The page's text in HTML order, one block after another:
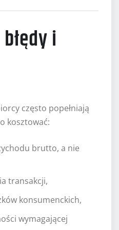
i
często popełniają
kosztować:
brutto, a nie
transakcji,
konsumenckich,
wymagającej